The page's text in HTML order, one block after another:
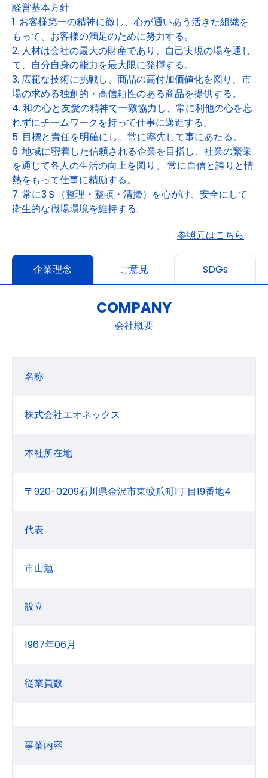
経営基本方針
1. お客様第一の精神に徹し、心が通いあう活きた組織を
もって、お客様の満足のために努力する。
2. 人材は会社の最大の財産であり、自己実現の場を通し
て、自分自身の能力を最大限に発揮する。
3. 広範な技術に挑戦し、商品の高付加価値化を図り、市
場の求める独創的・高信頼性のある商品を提供する。
4. 和の心と友愛の精神で一致協力し、常に利他の心を忘
れずにチームワークを持って仕事に邁進する。
5. 目標と責任を明確にし、常に率先して事にあたる。
6. 地域に密着した信頼される企業を目指し、社業の繁栄
を通じて各人の生活の向上を図り、 常に自信と誇りと情
熱をもって仕事に精励する。
7. 常に3Ｓ（整理・整頓・清掃）を心がけ、安全にして
衛生的な職場環境を維持する。
参照元はこちら
企業理念 ご意見 SDGs
COMPANY
会社概要
名称
株式会社エオネックス
本社所在地
〒920-0209石川県金沢市東蚊爪町1丁目19番地4
代表
市山勉
設立
1967年06月
従業員数
事業内容